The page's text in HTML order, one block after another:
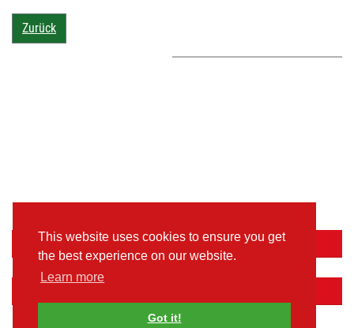
This website uses cookies to ensure you get
the best experience on our website.
Learn more
Got it!
Zurück
Aktuelle Spiele